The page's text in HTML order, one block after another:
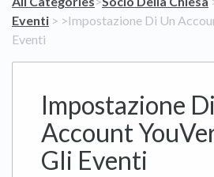
Eventi ​ > ​ ​>​ Impostazione Di Un
Eventi
Impostazione
Account
Gli Eventi